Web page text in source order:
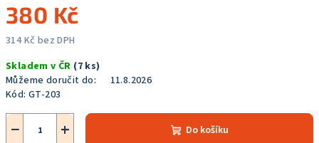
380 Kč
314 Kč bez DPH
cena:
Skladem v ČR (7 ks)
Můžeme doručit do:
11.8.2026
Kód: GT-203
+
− Do košíku